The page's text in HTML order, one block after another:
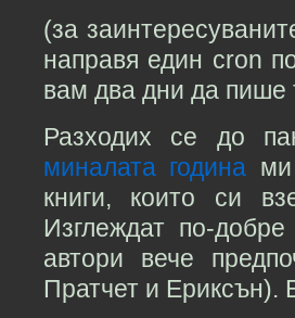
(за
направя един cron
вам два дни да пише
Разходих се до
миналата година
книги, които си
Изглеждат по-
автори вече
Пратчет и Ериксън).